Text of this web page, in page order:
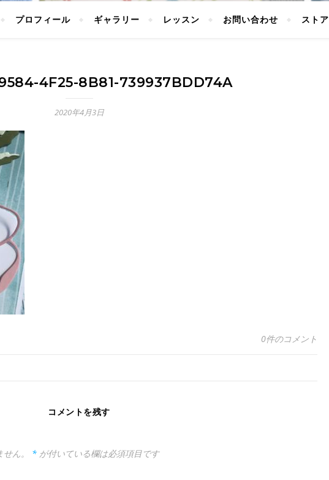
プロフィール ギャラリー レッスン お問い合わせ ストア
4F25-8B81-739937BDD74A
2020年4月3日
0件のコメント
コメントを残す
ん。 * が付いている欄は必須項目です